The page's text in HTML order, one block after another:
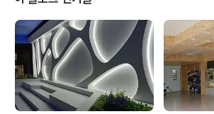
함께더 좋은 인테리어 없는가 ~ 고민 합니다.대구에서 전
국 ~ 인테리어 가능합니다. www.대구인테리어.닷컴 인테
리어업체 작업이 아닌 목수가만들고 현장 진행한 사례 입
니다 목수가 만들고 디자인 하고함께 하는 대구인테리어
입니다 조금은 낯설고 특이 하지만 ..